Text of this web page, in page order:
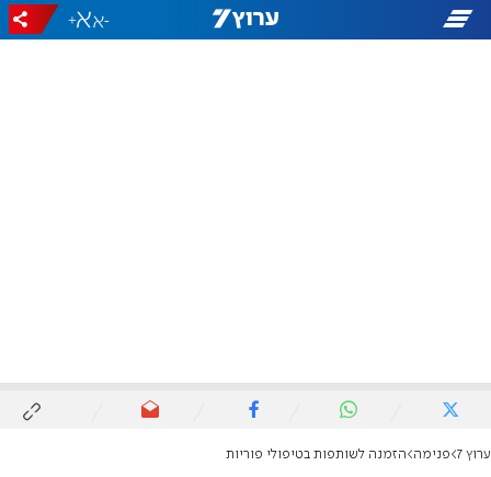
-
+
ערוץ 7 פנימה הזמנה לשותפות בטיפולי פוריות